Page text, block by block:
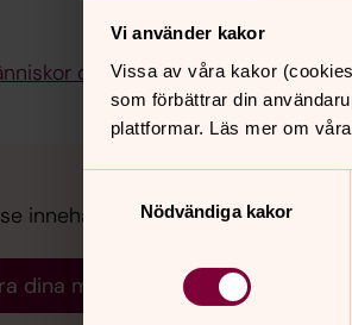
Vi använder kakor
Vissa av våra kakor
som förbättrar din
plattformar. Läs mer om
Nödvändiga kakor
och tro 17 november 2022
innehållet behöver du acceptera
dina marknadsföring för kakor